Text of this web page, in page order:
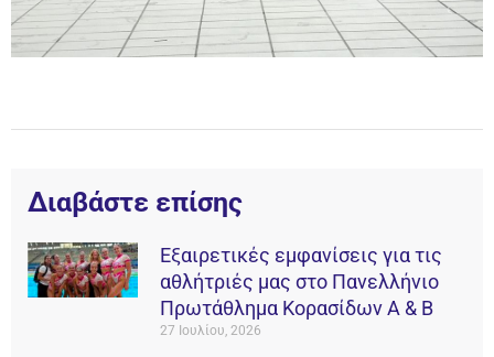
Διαβάστε επίσης
Εξαιρετικές εμφανίσεις για τις
αθλήτριές μας στο Πανελλήνιο
Πρωτάθλημα Κορασίδων Α & Β
27 Ιουλίου, 2026